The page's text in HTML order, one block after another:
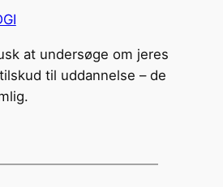
at undersøge om jeres
til uddannelse – de